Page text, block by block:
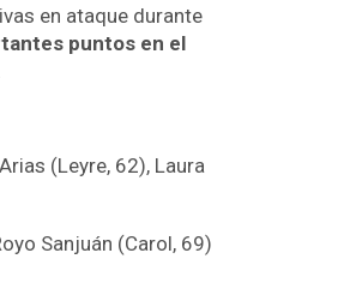
en ataque durante
puntos en el
(Leyre, 62), Laura
Sanjuán (Carol, 69)